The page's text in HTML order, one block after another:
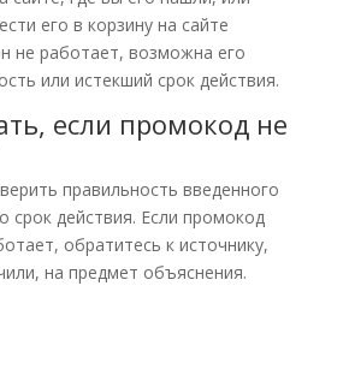
его в корзину на сайте
не работает, возможна его
или истекший срок действия.
если промокод не
правильность введенного
срок действия. Если промокод
обратитесь к источнику,
на предмет объяснения.